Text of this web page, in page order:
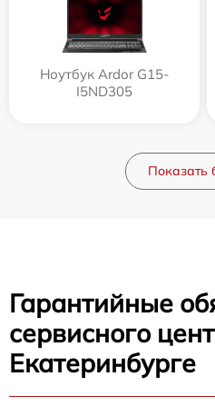
Ноутбук Ardor G15-
I5ND305
Показать
Гарантийные
сервисного
Екатеринбурге